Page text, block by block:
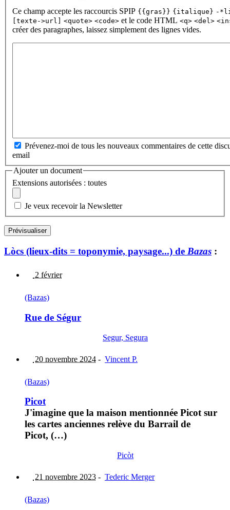
Ce champ accepte les raccourcis SPIP {{gras}} {italique} -
[texte->url]
<quote> <code> et le code HTML <q> <del>
créer des paragraphes, laissez simplement des lignes vides.
Prévenez-moi de tous les nouveaux commentaires de cette
email
Ajouter un document
Extensions autorisées : toutes
Je veux recevoir la Newsletter
Lòcs (lieux-dits = toponymie, paysage...) de Bazas :
2 février
(Bazas)
Rue de Ségur
Segur, Segura
20 novembre 2024 - Vincent P.
(Bazas)
Picot
J'imagine que la maison mentionnée Picot sur
les cartes anciennes relève du Barrail de
Picot, (…)
Picòt
21 novembre 2023 - Tederic Merger
(Bazas)